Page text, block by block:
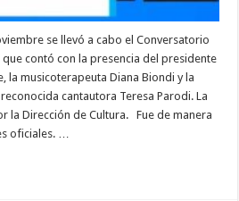
se llevó a cabo el Conversatorio
que contó con la presencia del presidente
la musicoterapeuta Diana Biondi y la
cantautora Teresa Parodi. La
la Dirección de Cultura. Fue de manera
oficiales. …